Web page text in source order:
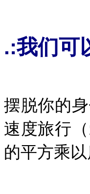
.:我们可
摆脱你的
速度旅行
的平方乘